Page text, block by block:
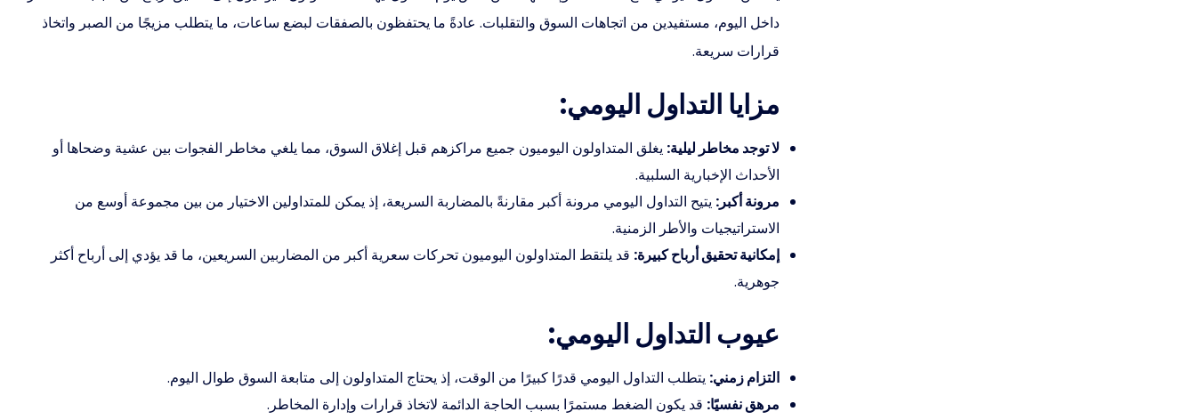
داخل اليوم، مستفيدين من اتجاهات السوق والتقلبات. عادةً ما يحتفظون بالصفقات لبضع ساعات، ما يتطلب مزيجًا من الصبر واتخاذ
قرارات سريعة.
مزايا التداول اليومي:
لا توجد مخاطر ليلية: يغلق المتداولون اليوميون جميع مراكزهم قبل إغلاق السوق، مما يلغي مخاطر الفجوات بين عشية وضحاها أو
الأحداث الإخبارية السلبية.
مرونة أكبر: يتيح التداول اليومي مرونة أكبر مقارنةً بالمضاربة السريعة، إذ يمكن للمتداولين الاختيار من بين مجموعة أوسع من
الاستراتيجيات والأطر الزمنية.
إمكانية تحقيق أرباح كبيرة: قد يلتقط المتداولون اليوميون تحركات سعرية أكبر من المضاربين السريعين، ما قد يؤدي إلى أرباح أكثر
جوهرية.
عيوب التداول اليومي:
التزام زمني: يتطلب التداول اليومي قدرًا كبيرًا من الوقت، إذ يحتاج المتداولون إلى متابعة السوق طوال اليوم.
مرهق نفسيًا: قد يكون الضغط مستمرًا بسبب الحاجة الدائمة لاتخاذ قرارات وإدارة المخاطر.